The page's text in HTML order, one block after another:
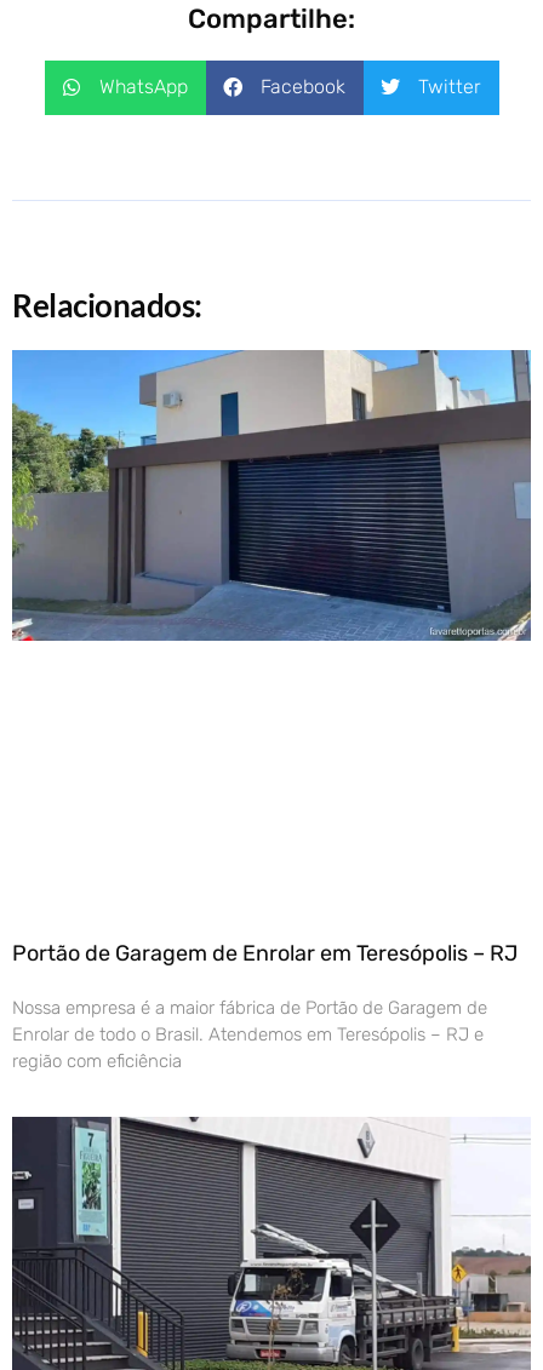
Compartilhe:
WhatsApp Facebook Twitter
Relacionados:
Portão de Garagem de Enrolar em Teresópolis – RJ
Nossa empresa é a maior fábrica de Portão de Garagem de
Enrolar de todo o Brasil. Atendemos em Teresópolis – RJ e
região com eficiência